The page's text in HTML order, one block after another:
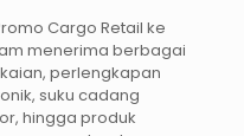
Cargo Retail ke
menerima berbagai
perlengkapan
suku cadang
hingga produk